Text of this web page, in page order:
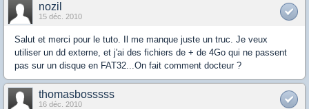
nozil
15 déc. 2010
Salut et merci pour le tuto. Il me manque juste un truc. Je veux
utiliser un dd externe, et j'ai des fichiers de + de 4Go qui ne passent
pas sur un disque en FAT32...On fait comment docteur ?
thomasbosssss
16 déc. 2010